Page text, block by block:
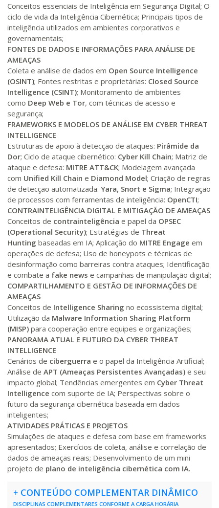
200 H 25dias 90dias
R$ 991,36
Matricular
220 H
R$ 1.090,51
240 H 30dias 90dias
R$ 1.189,66
Matricular
260 H 33dias
R$ 1.288,78
280 H 35dias 120dias
R$ 1.387,93
Matricular
300 H 38dias 120dias
R$ 1.487,06
Matricular
320 H 40dias 120dias
R$ 1.586,20
Matricular
340 H 43dias 120dias
R$ 1.685,33
Matricular
360 H 45dias 120dias
R$ 1.784,48
Matricular
380 H 48dias 150dias
Matricular
400 H 150 dias
R$ 1.982,74
Matricular
420 H 53dias 150dias
Matricular
440 H
R$ 2.240,16
Conceitos essenciais de Inteligência em Segurança Digital; O
ciclo de vida da Inteligência Cibernética; Principais tipos de
inteligência utilizados em ambientes corporativos e
governamentais;
FONTES DE DADOS E INFORMAÇÕES PARA ANÁLISE DE
AMEAÇAS
Coleta e análise de dados em Open Source Intelligence
(OSINT); Fontes restritas e proprietárias: Closed Source
Intelligence (CSINT); Monitoramento de ambientes
como Deep Web e Tor, com técnicas de acesso e
segurança;
FRAMEWORKS E MODELOS DE ANÁLISE EM CYBER THREAT
INTELLIGENCE
Estruturas de apoio à detecção de ataques: Pirâmide da
Dor; Ciclo de ataque cibernético: Cyber Kill Chain; Matriz de
ataque e defesa: MITRE ATT&CK; Modelagem avançada
com Unified Kill Chain e Diamond Model; Criação de regras
de detecção automatizada: Yara, Snort e Sigma; Integração
de processos com ferramentas de inteligência: OpenCTI;
CONTRAINTELIGÊNCIA DIGITAL E MITIGAÇÃO DE AMEAÇAS
Conceitos de contrainteligência e papel da OPSEC
(Operational Security); Estratégias de Threat
Hunting baseadas em IA; Aplicação do MITRE Engage em
operações de defesa; Uso de honeypots e técnicas de
desinformação como barreiras contra ataques; Identificação
e combate a fake news e campanhas de manipulação digital;
COMPARTILHAMENTO E GESTÃO DE INFORMAÇÕES DE
AMEAÇAS
Conceitos de Intelligence Sharing no ecossistema digital;
Utilização da Malware Information Sharing Platform
(MISP) para cooperação entre equipes e organizações;
PANORAMA ATUAL E FUTURO DA CYBER THREAT
INTELLIGENCE
Cenários de ciberguerra e o papel da Inteligência Artificial;
Análise de APT (Ameaças Persistentes Avançadas) e seu
impacto global; Tendências emergentes em Cyber Threat
Intelligence com suporte de IA; Perspectivas sobre o
futuro da segurança cibernética baseada em dados
inteligentes;
ATIVIDADES PRÁTICAS E PROJETOS
Simulações de ataques e defesa com base em frameworks
apresentados; Exercícios de coleta, análise e correlação de
dados de ameaças reais; Desenvolvimento de um mini
projeto de plano de inteligência cibernética com IA.
+ CONTEÚDO COMPLEMENTAR DINÂMICO
DISCIPLINAS COMPLEMENTARES CONFORME A CARGA HORÁRIA